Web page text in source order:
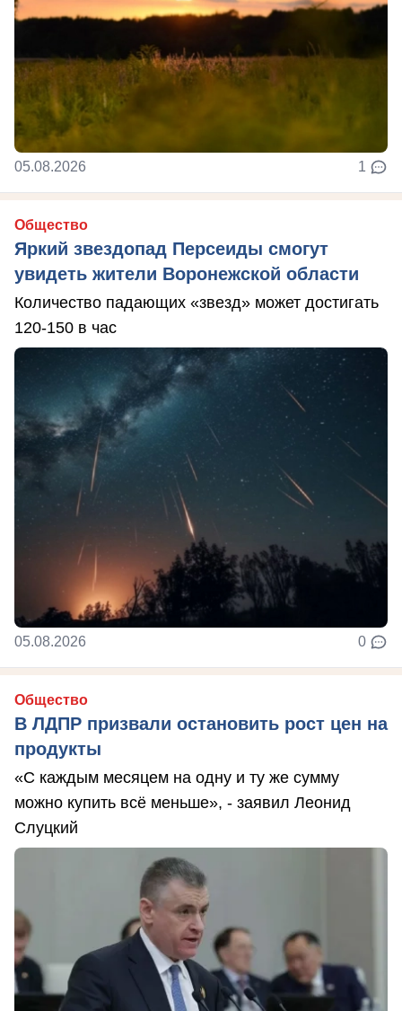
05.08.2026 1
Общество
Яркий звездопад Персеиды смогут
увидеть жители Воронежской области
Количество падающих «звезд» может достигать
120-150 в час
05.08.2026 0
Общество
В ЛДПР призвали остановить рост цен на
продукты
«С каждым месяцем на одну и ту же сумму
можно купить всё меньше», - заявил Леонид
Слуцкий